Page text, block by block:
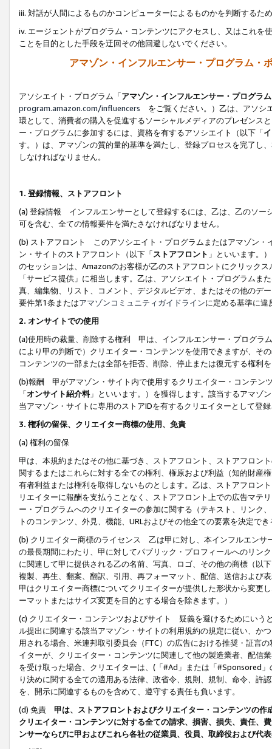
iii. 対話が人間によるものかコンピューターによるものかを判断するた
iv. エージェントがプログラム・コンテンツにアクセスし、又はこれ
ことを目的とした手段を迂回その他回避しないでください。
アマゾン・インフルエンサー・プログラム・
アソシエイト・プログラム「アマゾン・インフルエンサー・プログラム
program.amazon.com/influencers をご覧ください。）乙は、アソシ
環として、消費者の購入を促進するソーシャルメディアのプレゼンス
ー・プログラムに参加するには、資格を有するアソシエイト（以下「
す。）は、アマゾンの質的量的基準を満たし、登録プロセスを完了し、
しなければなりません。
1. 登録情報、ストアフロント
(a) 登録情報 インフルエンサーとして登録するには、乙は、乙のソー
可を含む、全ての情報要件を満たさなければなりません。
(b) ストアフロント このアソシエイト・プログラムまたはアマゾン・
ン・サイトのストアフロント（以下「ストアフロント 」といいます。
のセッションは、Amazonのお客様が乙のストアフロントにクリック
「サービス提供」に相当します。乙は、アソシエイト・プログラム
真、編集物、リスト、コメント、デジタルビデオ、またはその他のデ
要件第1条またはアマゾンコミュニティガイドラインに定める基準に違
2. オンサイトでの使用
(a)使用時の裁量、削除する権利 甲は、インフルエンサー・プログラ
により甲の判断で）クリエイター・コンテンツを使用できますが、そ
コンテンツの一部または全部を拒否、削除、停止または復元する権利
(b)報酬 甲がアマゾン・サイト内で使用するクリエイター・コンテン
「オンサイト紹介料」といいます。）を獲得します。該当するアマゾ
当アマゾン・サイトに専用のストアIDを有するクリエイターとして登
3. 権利の留保、クリエイター商標の使用、免責
(a) 権利の留保
甲は、本規約またはその他に基づき、ストアフロント、ストアフロン
関するまたはこれらに対する全ての権利、権原および利益（知的財産
有者利益または権利を取得しないものとします。乙は、ストアフロン
リエイターに報酬を支払うことなく、ストアフロント上での広告マテ
ー・プログラムへのクリエイターの参加に関する（テキスト、リンク
トのコンテンツ、外見、機能、URLおよびその他全ての要素を決定で
(b) クリエイター商標のライセンス 乙は甲に対し、本インフルエンサ
の最長期間にわたり、甲に対してパブリック・プロフィールへのリン
に関連して甲に提供される乙の名前、写真、ロゴ、その他の商標（以
複製、再生、翻案、翻訳、引用、再フォーマット、配信、送信および
甲はクリエイター商標についてクリエイターが提供した形状から変更
ーマットまたはサイズ変更を目的とする場合を除きます。）
(c) クリエイター・コンテンツおよびサイト 疑義を避けるためにいう
ル提出に関連する該当アマゾン・サイトの利用規約の規定に従い、か
用される場合、米連邦取引委員会（FTC）の広告における推奨・証言
イターが、クリエイター・コンテンツに関連して他の製造業者、配信
を受け取った場合、クリエイターは、(「#Ad」または「#Sponsored
り決めに関する全ての適用ある法律、政省令、規則、規制、命令、許
を、開示に関連するものを含めて、遵守する責任も負います。
(d) 免責 甲は、ストアフロントおよびクリエイター・コンテンツの
クリエイター・コンテンツに対する全ての請求、損害、損失、責任、
ンサーならびに甲およびこれら各社の従業員、役員、取締役および代